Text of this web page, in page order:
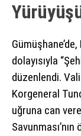
SIYASET
ASAYIŞ
SPOR
EĞITIM
dolayısıyla
düzenlendi.
Korgeneral
uğruna can